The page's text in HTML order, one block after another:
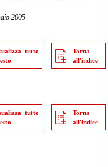
2005
tutto
Torna
all'indice
tutto
Torna
all'indice